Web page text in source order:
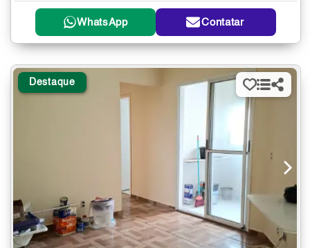
WhatsApp Contatar
Destaque